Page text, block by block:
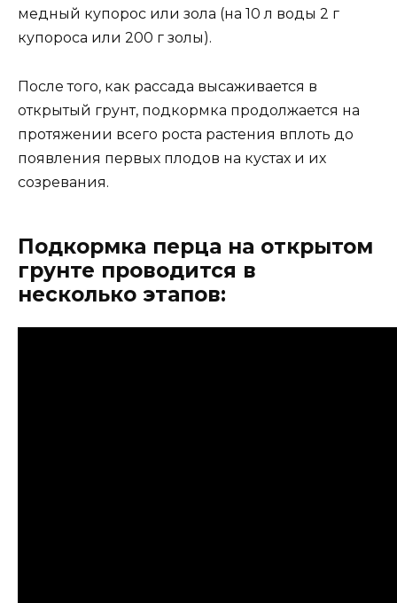
медный купорос или зола (на 10 л воды 2 г
купороса или 200 г золы).
После того, как рассада высаживается в
открытый грунт, подкормка продолжается на
протяжении всего роста растения вплоть до
появления первых плодов на кустах и их
созревания.
Подкормка перца на открытом
грунте проводится в
несколько этапов: